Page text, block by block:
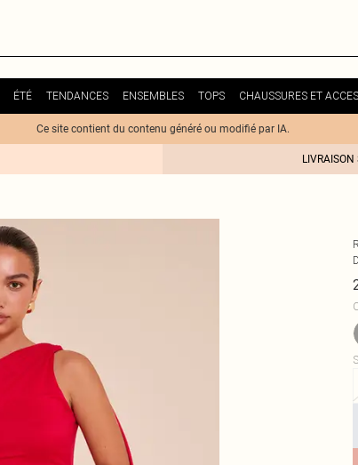
ÉTÉ TENDANCES ENSEMBLES TOPS CHAUSSURES ET
Ce site contient du contenu généré ou modifié par IA.